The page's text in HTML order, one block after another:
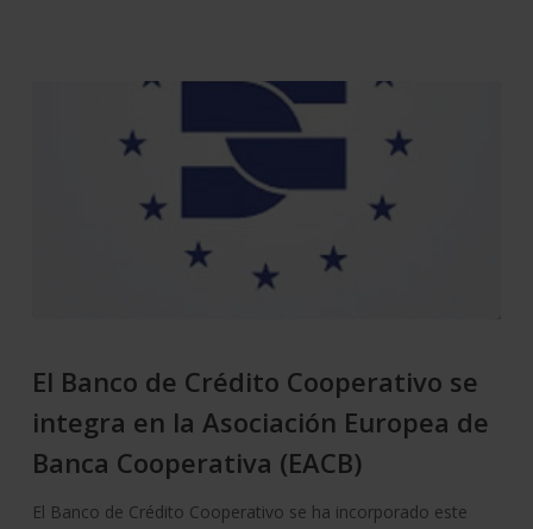
El Banco de Crédito Cooperativo se
integra en la Asociación Europea de
Banca Cooperativa (EACB)
El Banco de Crédito Cooperativo se ha incorporado este